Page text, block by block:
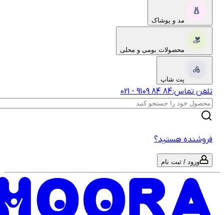
مد و پوشاک
محصولات بومی و محلی
پت شاپ
تماس: 021-‎9109‎ ‎84‎ ‎84‎
هستید؟
ورود / ثبت نام